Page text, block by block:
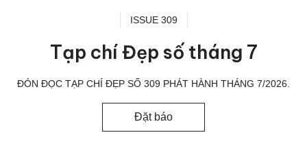
ISSUE 309
Tạp chí Đẹp số tháng 7
ĐÓN ĐỌC TẠP CHÍ ĐẸP SỐ 309 PHÁT HÀNH THÁNG 7/2026.
Đặt báo